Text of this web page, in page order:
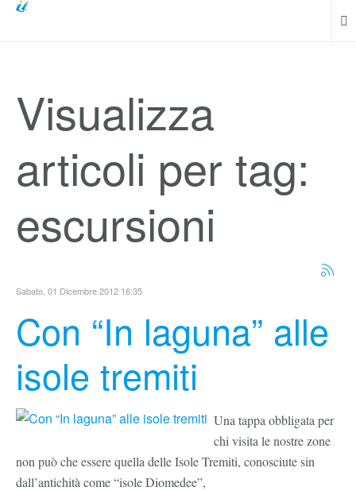
Visualizza
articoli per tag:
escursioni
Sabato, 01 Dicembre 2012 16:35
Con “In laguna” alle
isole tremiti
Una tappa obbligata per
chi visita le nostre zone
non può che essere quella delle Isole Tremiti, conosciute sin
dall’antichità come “isole Diomedee”,